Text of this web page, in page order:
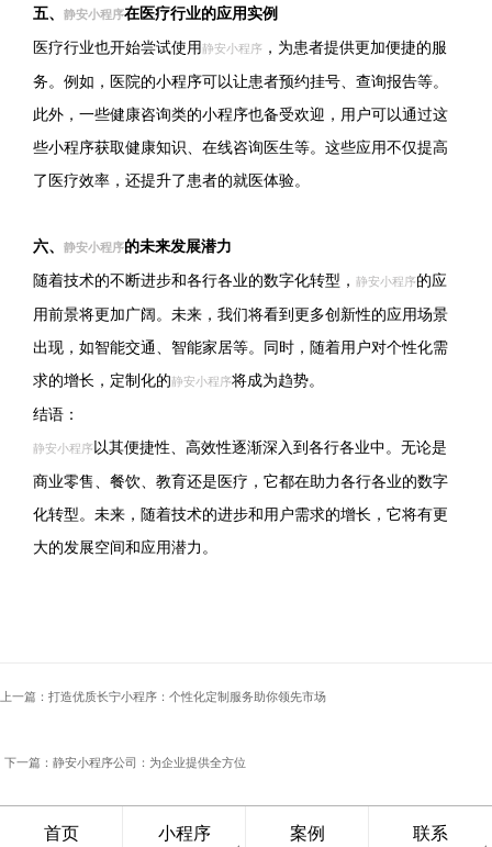
五、 静安小程序在医疗行业的应用实例
医疗行业也开始尝试使用静安小程序 ，为患者提供更加便捷的服
务。例如，医院的小程序可以让患者预约挂号、查询报告等。
此外，一些健康咨询类的小程序也备受欢迎，用户可以通过这
些小程序获取健康知识、在线咨询医生等。这些应用不仅提高
了医疗效率，还提升了患者的就医体验。
六、 静安小程序的未来发展潜力
随着技术的不断进步和各行各业的数字化转型， 静安小程序的应
用前景将更加广阔。未来，我们将看到更多创新性的应用场景
出现，如智能交通、智能家居等。同时，随着用户对个性化需
求的增长，定制化的静安小程序将成为趋势。
结语：
静安小程序 以其便捷性、高效性逐渐深入到各行各业中。无论是
商业零售、餐饮、教育还是医疗，它都在助力各行各业的数字
化转型。未来，随着技术的进步和用户需求的增长，它将有更
大的发展空间和应用潜力。
上一篇：打造优质长宁小程序：个性化定制服务助你领先市场
下一篇：静安小程序公司：为企业提供全方位
数字化解决方案
首页 小程序 案例 联系